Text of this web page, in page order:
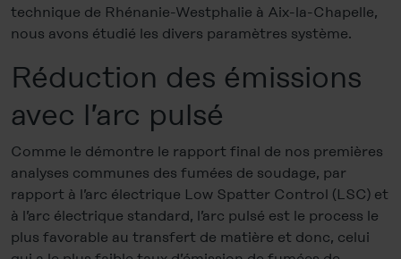
technique de Rhénanie-Westphalie à Aix-la-Chapelle,
nous avons étudié les divers paramètres système.
Réduction des émissions
avec l’arc pulsé
Comme le démontre le rapport final de nos premières
analyses communes des fumées de soudage, par
rapport à l’arc électrique Low Spatter Control (LSC) et
à l’arc électrique standard, l’arc pulsé est le process le
plus favorable au transfert de matière et donc, celui